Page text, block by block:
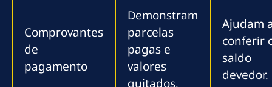
Comprovantes
de
pagamento
Demonstram
parcelas
pagas e
valores
quitados.
Ajudam
conferir
saldo
devedor.